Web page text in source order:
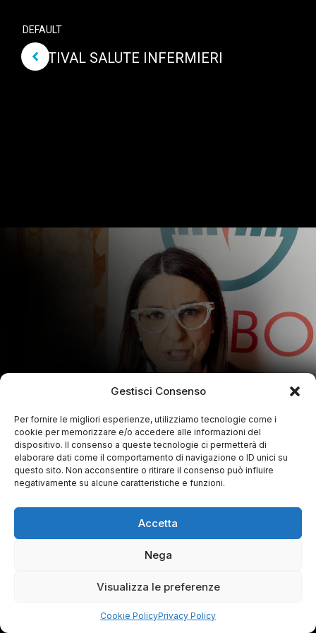
Gestisci Consenso
Per fornire le migliori esperienze, utilizziamo tecnologie come i
cookie per memorizzare e/o accedere alle informazioni del
dispositivo. Il consenso a queste tecnologie ci permetterà di
elaborare dati come il comportamento di navigazione o ID unici su
questo sito. Non acconsentire o ritirare il consenso può influire
negativamente su alcune caratteristiche e funzioni.
Accetta
Nega
Visualizza le preferenze
Cookie PolicyPrivacy Policy